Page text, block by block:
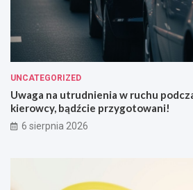
UNCATEGORIZED
Uwaga na utrudnienia w ruchu
kierowcy, bądźcie przygotowani!
6 sierpnia 2026